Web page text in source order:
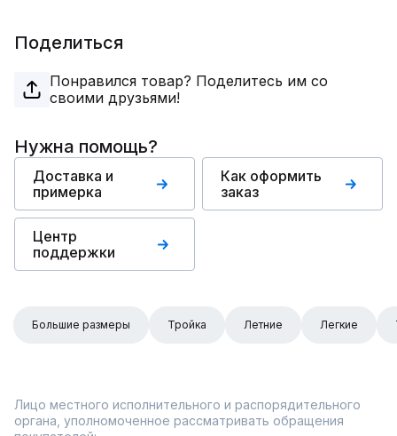
Поделиться
Понравился товар? Поделитесь им со
своими друзьями!
Нужна помощь?
Доставка и
примерка
Как оформить
заказ
Центр
поддержки
Большие размеры Тройка Летние Легкие
Лицо местного исполнительного и распорядительного
органа, уполномоченное рассматривать обращения